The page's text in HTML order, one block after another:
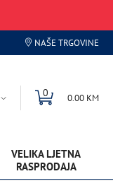
NAŠE TRGOVINE
0 0.00 KM
VELIKA LJETNA
RASPRODAJA